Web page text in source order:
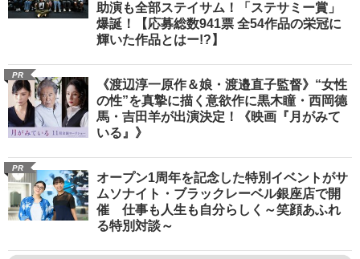
助演も全部ステイサム！「ステサミー賞」
爆誕！【応募総数941票 全54作品の栄冠に
輝いた作品とはー!?】
PR
《渡辺淳一原作＆娘・渡邉直子監督》“女性
の性”を真摯に描く意欲作に黒木瞳・西岡德
馬・吉田羊が出演決定！《映画『月がみて
いる』》
PR
オープン1周年を記念した特別イベントがサ
ムソナイト・ブラックレーベル銀座店で開
催 仕事も人生も自分らしく～笑顔あふれ
る特別対談～